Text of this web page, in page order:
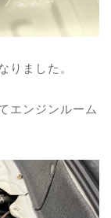
りました。
エンジンルーム